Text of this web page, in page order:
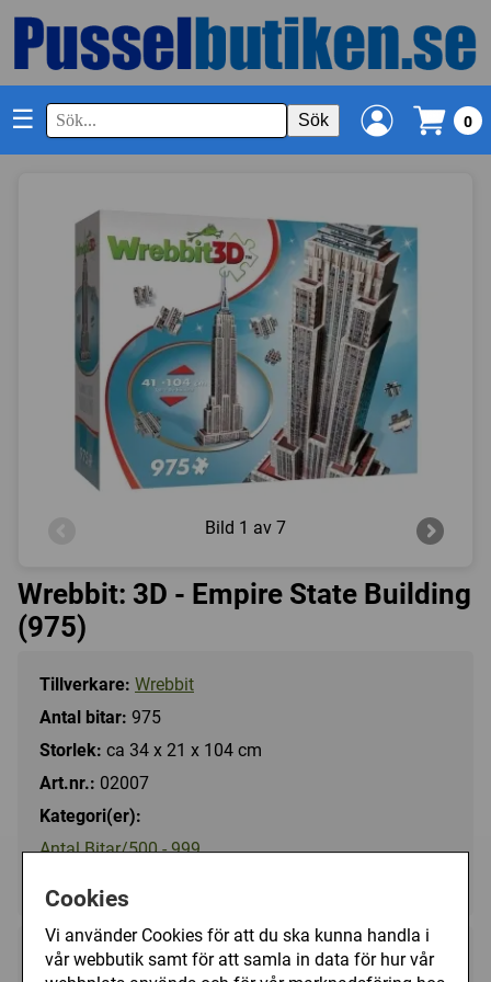
Cookies
Vi använder Cookies för att du ska kunna handla i
vår webbutik samt för att samla in data för hur vår
☰ Sök 0
Bild 1 av 7
Wrebbit: 3D - Empire State Building
(975)
Tillverkare: Wrebbit
Antal bitar: 975
Storlek: ca 34 x 21 x 104 cm
Art.nr.: 02007
Kategori(er):
Antal Bitar/500 - 999
449 kr